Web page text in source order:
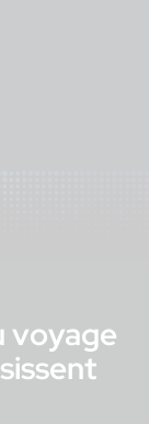
voyage